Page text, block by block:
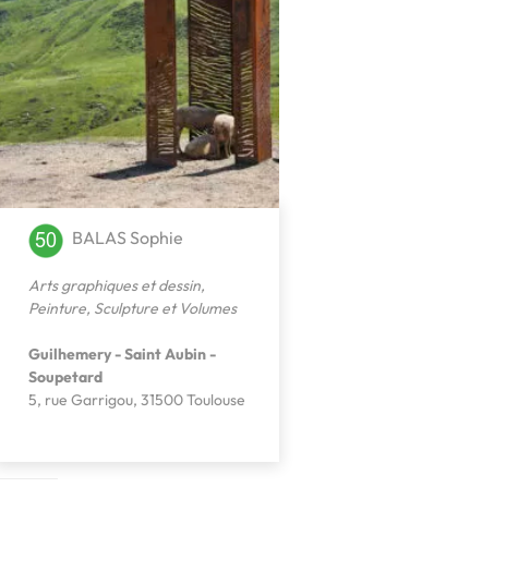
BALAS Sophie
Arts graphiques et dessin,
Peinture, Sculpture et Volumes
Guilhemery - Saint Aubin -
Soupetard
5, rue Garrigou, 31500 Toulouse